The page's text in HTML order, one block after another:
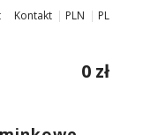
Kontakt PLN PL
0 zł